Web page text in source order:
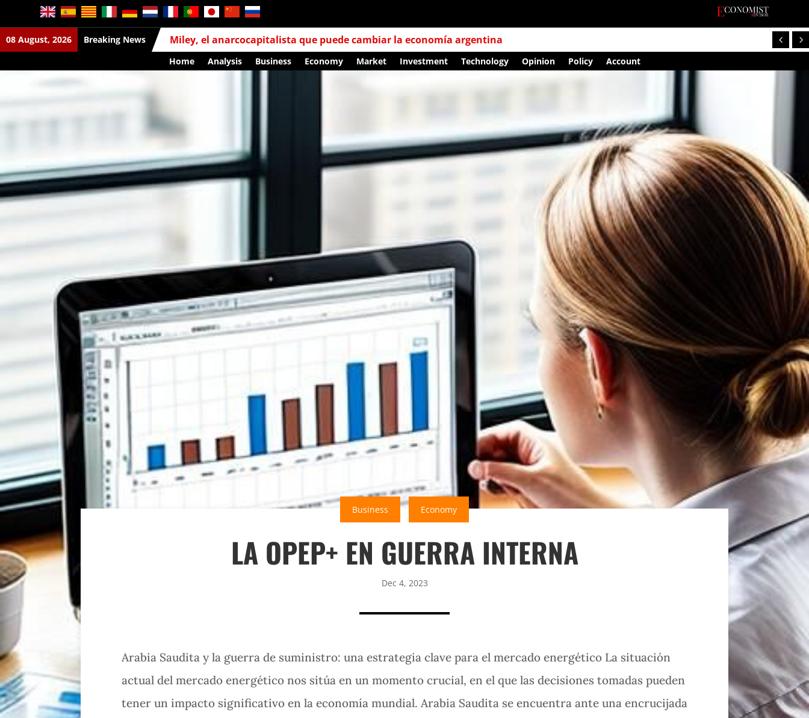
08 August, 2026 Breaking News Miley, el anarcocapitalista que puede cambiar la economía argentina
Home Analysis Business Economy Market Investment Technology Opinion Policy Account
Business Economy
LA OPEP+ EN GUERRA INTERNA
Dec 4, 2023
Arabia Saudita y la guerra de suministro: una estrategia clave para el mercado energético La situación
actual del mercado energético nos sitúa en un momento crucial, en el que las decisiones tomadas pueden
tener un impacto significativo en la economía mundial. Arabia Saudita se encuentra ante una encrucijada